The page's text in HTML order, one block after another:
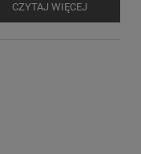
CZYTAJ WIĘCEJ